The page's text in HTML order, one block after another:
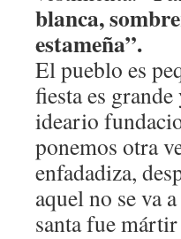
blanca,
estameña”.
El pueblo es
fiesta es
ideario
ponemos otra
enfadadiza,
aquel no se va
santa fue